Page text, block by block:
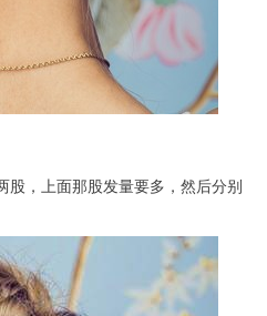
股，上面那股发量要多，然后分别